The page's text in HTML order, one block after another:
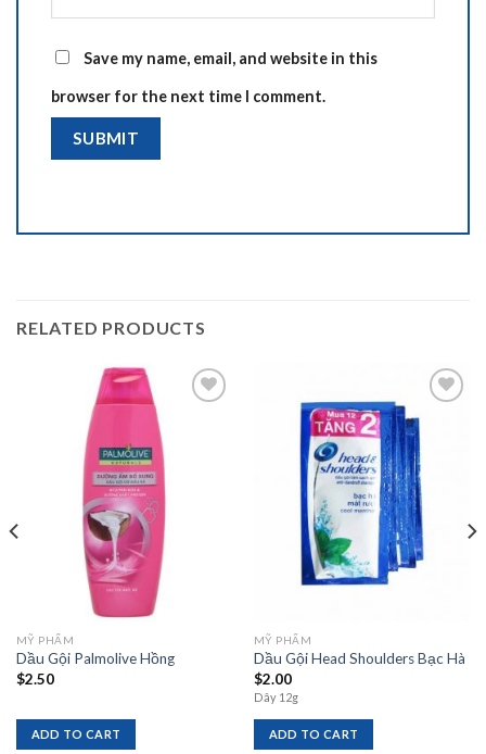
Save my name, email, and website in this
browser for the next time I comment.
RELATED PRODUCTS
MỸ PHẨM
Dầu Gội Palmolive Hồng
$2.50
ADD TO CART
Add to
wishlist
MỸ PHẨM
Dầu Gội Head Shoulders Bạc Hà
$2.00
Dây 12g
ADD TO CART